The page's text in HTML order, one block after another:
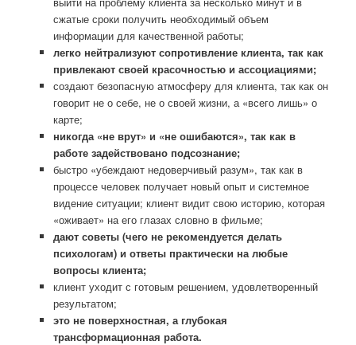
сжатые сроки получить необходимый объем
информации для качественной работы;
легко нейтрализуют сопротивление клиента, так как
привлекают своей красочностью и ассоциациями;
создают безопасную атмосферу для клиента, так как он
говорит не о себе, не о своей жизни, а «всего лишь» о
карте;
никогда «не врут» и «не ошибаются», так как в
работе задействовано подсознание;
быстро «убеждают недоверчивый разум», так как в
процессе человек получает новый опыт и системное
видение ситуации; клиент видит свою историю, которая
«оживает» на его глазах словно в фильме;
дают советы (чего не рекомендуется делать
психологам) и ответы практически на любые
вопросы клиента;
клиент уходит с готовым решением, удовлетворенный
результатом;
это не поверхностная, а глубокая
трансформационная работа.